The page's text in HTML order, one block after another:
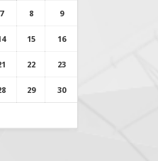
7 8 9
15 16
22 23
29 30